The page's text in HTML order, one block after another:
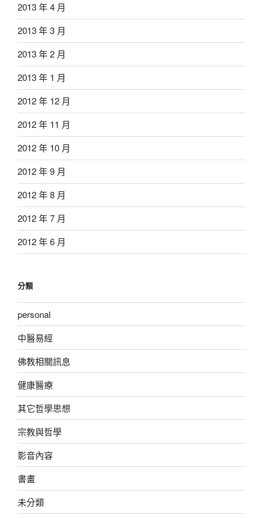
2013 年 4 月
2013 年 3 月
2013 年 2 月
2013 年 1 月
2012 年 12 月
2012 年 11 月
2012 年 10 月
2012 年 9 月
2012 年 8 月
2012 年 7 月
2012 年 6 月
分類
personal
中醫易經
佛教相關訊息
健康醫療
其它哲學思想
宗教與哲學
影音內容
書畫
未分類